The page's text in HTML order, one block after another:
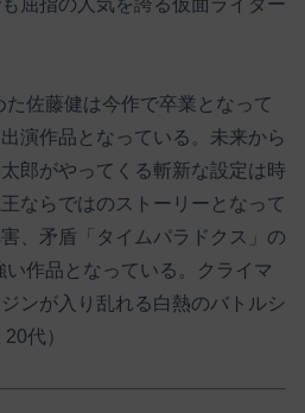
佐藤健は今作で卒業となって
演作品となっている。未来から
郎がやってくる斬新な設定は時
ならではのストーリーとなって
、矛盾「タイムパラドクス」の
作品となっている。クライマ
ンが入り乱れる白熱のバトルシ
代）